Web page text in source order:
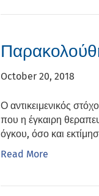
October 20, 2018
Ο αντικειμενικός
που η έγκαιρη
όγκου, όσο και
Read More